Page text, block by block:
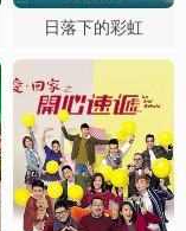
日落下的彩虹